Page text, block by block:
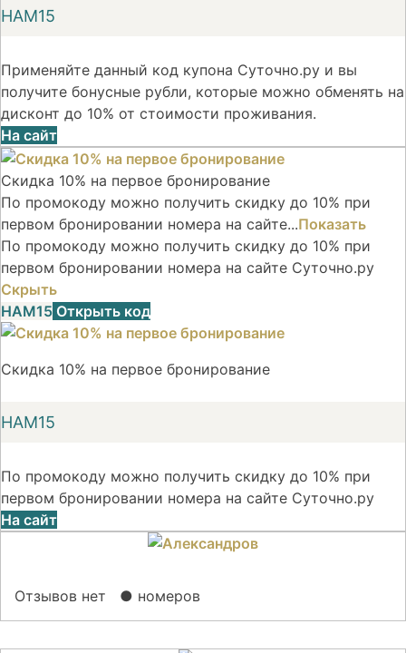
НАМ15
Применяйте данный код купона Суточно.ру и вы
получите бонусные рубли, которые можно обменять на
дисконт до 10% от стоимости проживания.
На сайт
Скидка 10% на первое бронирование
По промокоду можно получить скидку до 10% при
первом бронировании номера на сайте...Показать
По промокоду можно получить скидку до 10% при
первом бронировании номера на сайте Суточно.ру
Скрыть
НАМ15 Открыть код
Скидка 10% на первое бронирование
НАМ15
По промокоду можно получить скидку до 10% при
первом бронировании номера на сайте Суточно.ру
На сайт
Отзывов нет ● номеров